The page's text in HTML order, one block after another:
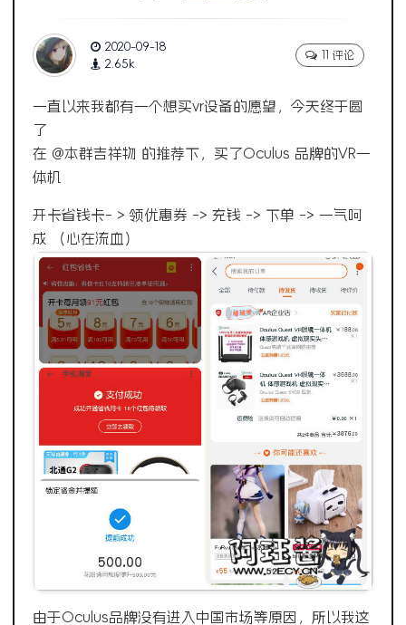
2020-09-18
2.65k
11 评论
一直以来我都有一个想买vr设备的愿望，今天终于圆
了
在 @本群吉祥物 的推荐下，买了Oculus 品牌的VR一
体机
开卡省钱卡- > 领优惠券 -> 充钱 -> 下单 -> 一气呵
成 （心在流血）
由于Oculus品牌没有进入中国市场等原因，所以我这